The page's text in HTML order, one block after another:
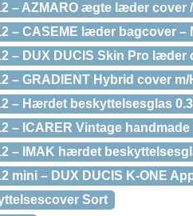
– AZMARO ægte læder cover
– CASEME læder bagcover
– DUX DUCIS Skin Pro læder
– GRADIENT Hybrid cover
– Hærdet beskyttelsesglas
– ICARER Vintage
– IMAK hærdet
mini – DUX DUCIS K-ONE
Sort